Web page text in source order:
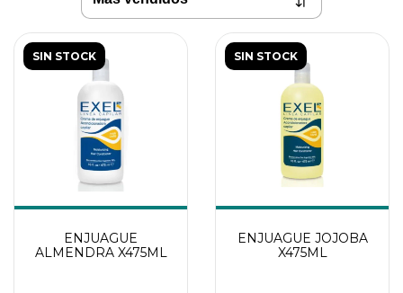
SIN STOCK
ENJUAGUE
ALMENDRA X475ML
SIN STOCK
ENJUAGUE JOJOBA
X475ML